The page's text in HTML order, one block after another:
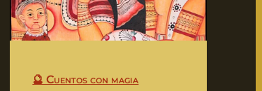
🔮 Cuentos con magia